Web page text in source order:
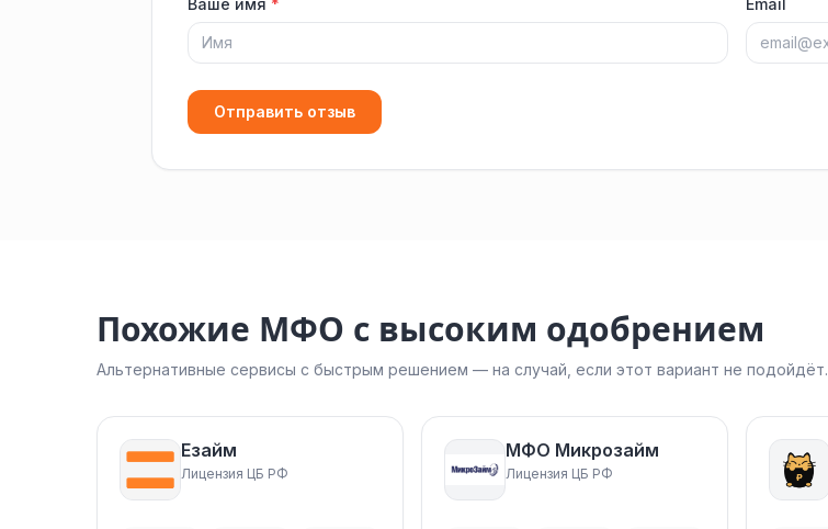
Ваше имя * Email
Отправить отзыв
Похожие МФО с высоким одобрением
Альтернативные сервисы с быстрым решением — на случай, если этот вариант не подойдёт.
Езайм
Лицензия ЦБ РФ
МФО Микрозайм
Лицензия ЦБ РФ